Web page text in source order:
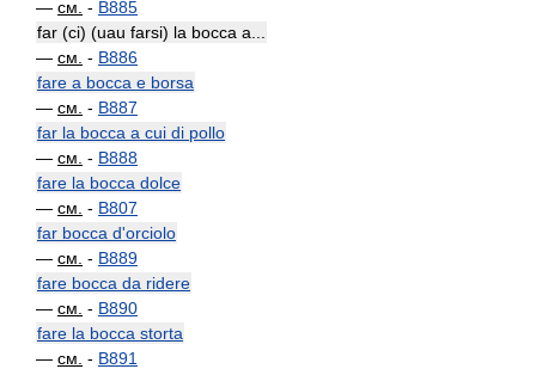
— см. - B885
far (ci) (uau farsi) la bocca a...
— см. - B886
fare a bocca e borsa
— см. - B887
far la bocca a cui di pollo
— см. - B888
fare la bocca dolce
— см. - B807
far bocca d'orciolo
— см. - B889
fare bocca da ridere
— см. - B890
fare la bocca storta
— см. - B891